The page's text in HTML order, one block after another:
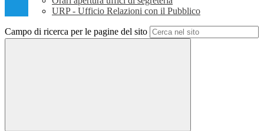
URP - Ufficio Relazioni con il Pubblico
Campo di ricerca per le pagine del sito